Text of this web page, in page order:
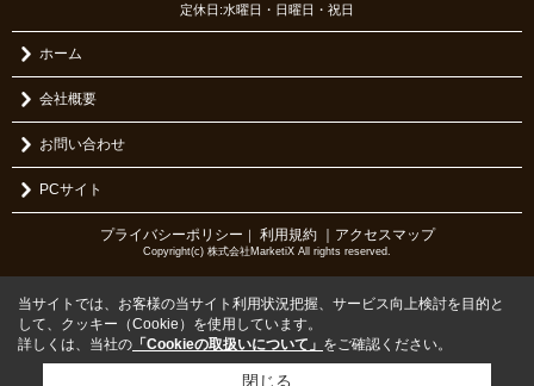
定休日:水曜日・日曜日・祝日
ホーム
会社概要
お問い合わせ
PCサイト
プライバシーポリシー ｜ 利用規約 ｜アクセスマップ
Copyright(c) 株式会社MarketiX All rights reserved.
当サイトでは、お客様の当サイト利用状況把握、サービス向上検討を目的と
して、クッキー（Cookie）を使用しています。
詳しくは、当社の 「Cookieの取扱いについて」 をご確認ください。
閉じる